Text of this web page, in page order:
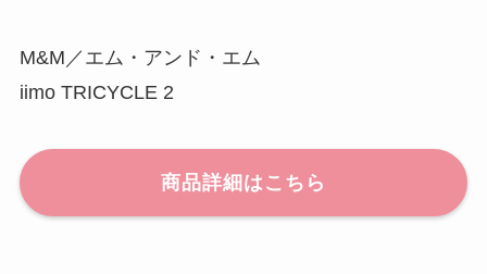
M&M／エム・アンド・エム
iimo TRICYCLE 2
商品詳細はこちら